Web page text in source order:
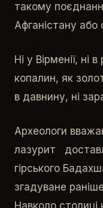
такому
Афганістану або
Ні у Вірменії, ні
копалин, як
в давнину, ні
Археологи
лазурит
гірського
згадуване
Навколо столиці